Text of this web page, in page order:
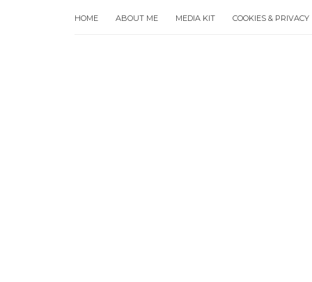
HOME ABOUT ME MEDIA KIT COOKIES & PRIVACY